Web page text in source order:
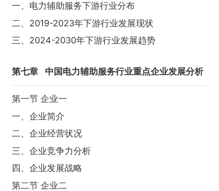
一、电力辅助服务下游行业分布
二、2019-2023年下游行业发展现状
三、2024-2030年下游行业发展趋势
第七章 中国电力辅助服务行业重点企业发展分析
第一节 企业一
一、企业简介
二、企业经营状况
三、企业竞争力分析
四、企业发展战略
第二节 企业二